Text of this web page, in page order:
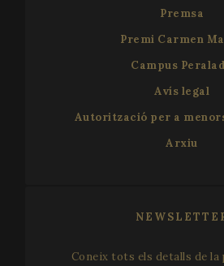
Premsa
Premi Carmen
Campus
Avís legal
Autorització per a
Arxiu
Coneix tots els detalls de